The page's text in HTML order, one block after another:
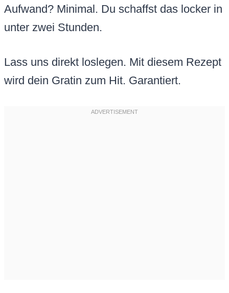
Aufwand? Minimal. Du schaffst das locker in
unter zwei Stunden.
Lass uns direkt loslegen. Mit diesem Rezept
wird dein Gratin zum Hit. Garantiert.